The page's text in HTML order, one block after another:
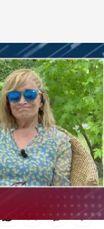
regresará en